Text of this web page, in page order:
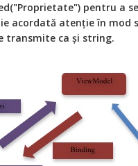
pentru a
acordată atenție în mod
transmite ca și string.